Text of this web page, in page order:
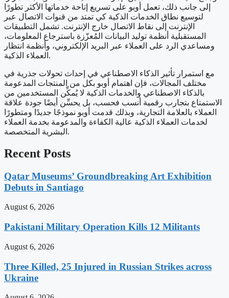
إلى جانب ذلك، تعمل أوبو على تسريع إتاحة خدماتها الأكثر تطورًا
لتوسيع نطاق الخدمات الذكية كي تمتد من قنوات الاتصال عبر
الإنترنت إلى نقاط الاتصال خارج الإنترنت. تشمل التطبيقات
المستقبلية أنظمة توليد البيانات المُعزّزة باسترجاع المعلومات،
ومساعدي الرد على العملاء عبر البريد الإلكتروني، وأنظمة انتظار
العملاء الذكية.
مع استمرار تأثير الذكاء الاصطناعي في إحداث تحولات جذرية في
مختلف المجالات، فإن اهتمام أوبو بكل من المنتجات المدعومة
بالذكاء الاصطناعي والخدمات الذكية لا يُمكِّن المستخدمين من
الاستمتاع بتجارب رقمية أنسب فحسب، بل يحسِّن أيضًا جودة علاقة
العملاء بالعلامة التجارية، وبذلك قدمت أوبو نموذجًا جديدًا ومتطورًا
لخدمات العملاء الذكية عالية الكفاءة والمدعومة بخدمة العملاء
البشرية المتخصصة.
Recent Posts
Qatar Museums’ Groundbreaking Art Exhibition
Debuts in Santiago
August 6, 2026
Pakistani Military Operation Kills 12 Militants
August 6, 2026
Three Killed, 25 Injured in Russian Strikes across
Ukraine